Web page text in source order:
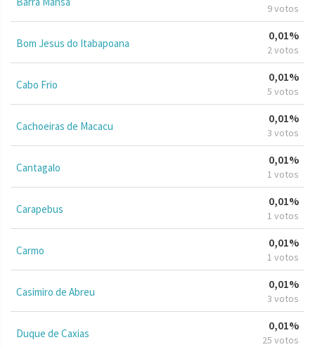
9 votos
Bom Jesus do Itabapoana
0,01%
2 votos
Cabo Frio
0,01%
5 votos
Cachoeiras de Macacu
0,01%
3 votos
Cantagalo
0,01%
1 votos
Carapebus
0,01%
1 votos
Carmo
0,01%
1 votos
Casimiro de Abreu
0,01%
3 votos
Duque de Caxias
0,01%
25 votos